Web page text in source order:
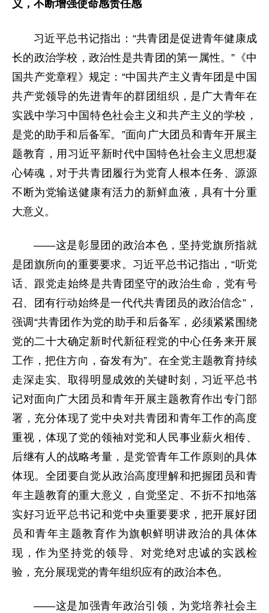
义，不断增强使命感责任感
习近平总书记指出：“共青团是促进青年健康成
长的政治学校，政治性是共青团的第一属性。”《中
国共产党章程》规定：“中国共产主义青年团是中国
共产党领导的先进青年的群团组织，是广大青年在
实践中学习中国特色社会主义和共产主义的学校，
是党的助手和后备军。”面向广大团员和青年开展主
题教育，用习近平新时代中国特色社会主义思想凝
心铸魂，对于共青团履行为党育人根本任务、源源
不断为党输送健康有活力的新鲜血液，具有十分重
大意义。
——这是彰显团的政治本色，坚持党旗所指就
是团旗所向的重要要求。习近平总书记指出，“听党
话、跟党走始终是共青团坚守的政治生命，党有号
召、团有行动始终是一代代共青团员的政治信念”，
强调“共青团作为党的助手和后备军，必须紧紧围绕
党的二十大确定新时代新征程党的中心任务来开展
工作，把住方向，奋发有为”。在全党主题教育持续
走深走实、取得明显成效的关键时刻，习近平总书
记对面向广大团员和青年开展主题教育作出专门部
署，充分体现了党中央对共青团和青年工作的高度
重视，体现了党的领袖对党和人民事业薪火相传、
后继有人的战略考量，是党管青年工作原则的具体
体现。全团要自觉从政治高度理解和把握团员和青
年主题教育的重大意义，自觉坚定、不折不扣地落
实好习近平总书记和党中央重要要求，把开展好团
员和青年主题教育作为旗帜鲜明讲政治的具体体
现，作为坚持党的领导、对党绝对忠诚的实践检
验，充分展现党的青年组织应有的政治本色。
——这是加强青年政治引领，为党培养社会主